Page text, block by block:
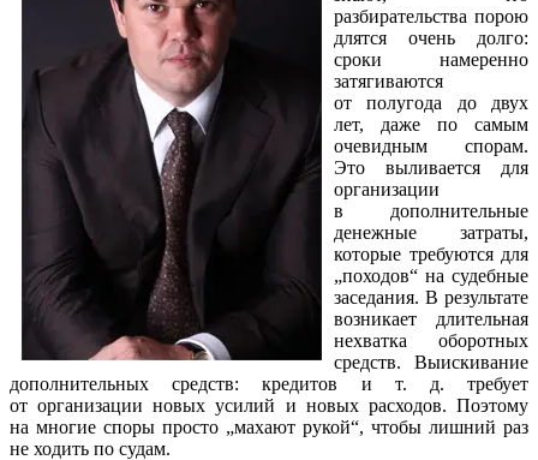
разбирательства порою
длятся очень долго:
сроки намеренно
затягиваются
от полугода до двух
лет, даже по самым
очевидным спорам.
Это выливается для
организации
в дополнительные
денежные затраты,
которые требуются для
„походов“ на судебные
заседания. В результате
возникает длительная
нехватка оборотных
средств. Выискивание
дополнительных средств: кредитов и т. д. требует
от организации новых усилий и новых расходов. Поэтому
на многие споры просто „махают рукой“, чтобы лишний раз
не ходить по судам.